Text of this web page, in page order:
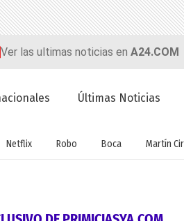
Ver las ultimas noticias en A24.COM
Últimas Noticias
Netflix Robo Boca Martín